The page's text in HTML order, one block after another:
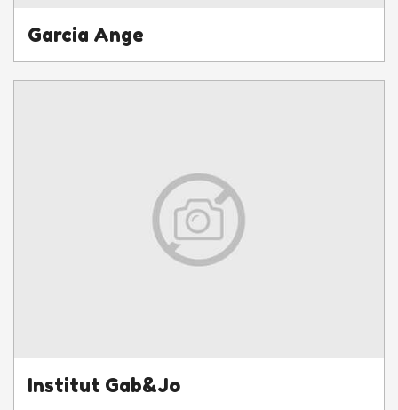
Garcia Ange
Institut Gab&Jo